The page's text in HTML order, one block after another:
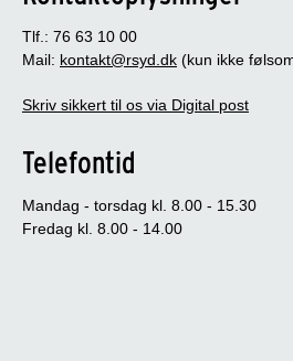
Tlf.: 76 63 10 00
Mail: kontakt@rsyd.dk (kun ikke
Skriv sikkert til os via Digital post
Telefontid
Mandag - torsdag kl. 8.00 - 15.30
Fredag kl. 8.00 - 14.00